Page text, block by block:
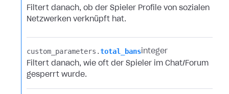
Filtert danach, ob der Spieler Profile von sozialen
Netzwerken verknüpft hat.
custom_parameters.​total_bans integer
Filtert danach, wie oft der Spieler im Chat/Forum
gesperrt wurde.